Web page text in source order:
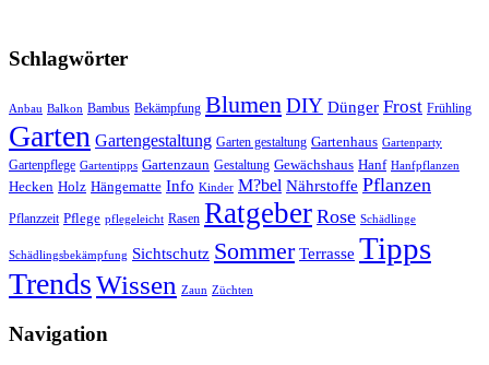
Schlagwörter
Anbau Balkon Bambus Bekämpfung BlumenDIY Dünger Frost Frühling
Garten Gartengestaltung Garten gestaltung Gartenhaus Gartenparty
Gartenpflege Gartentipps Gartenzaun Gestaltung Gewächshaus Hanf Hanfpflanzen
Hecken Holz Hängematte Info Kinder M?bel Nährstoffe Pflanzen
Pflanzzeit Pflege pflegeleicht Rasen Ratgeber Rose Schädlinge
Schädlingsbekämpfung Sichtschutz Sommer Terrasse Tipps
TrendsWissen Zaun Züchten
Navigation